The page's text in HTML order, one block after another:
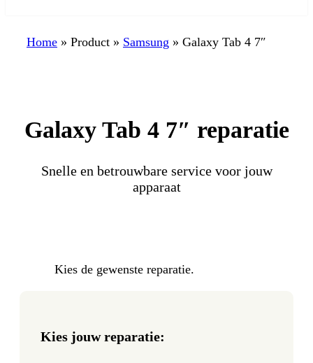
Home » Product » Samsung » Galaxy Tab 4 7″
Galaxy Tab 4 7″ reparatie
Snelle en betrouwbare service voor jouw
apparaat
Kies de gewenste reparatie.
Kies jouw reparatie: